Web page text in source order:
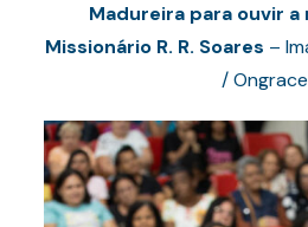
Madureira para ouvir
Missionário R. R. Soares –
/ Ongrace